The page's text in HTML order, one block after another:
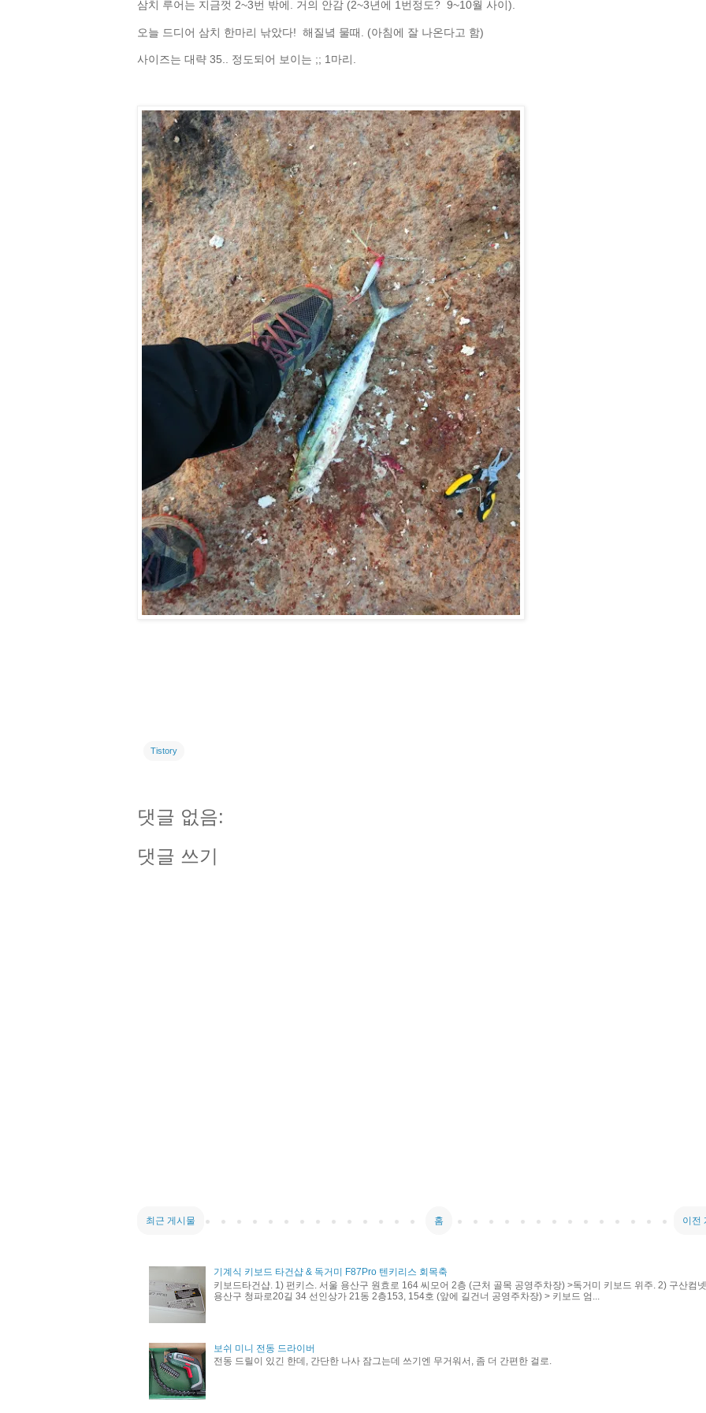
삼치 루어는 지금껏 2~3번 밖에. 거의 안감 (2~3년에 1번정도? 9~10월 사이).
오늘 드디어 삼치 한마리 낚았다! 해질녘 물때. (아침에 잘 나온다고 함)
사이즈는 대략 35.. 정도되어 보이는 ;; 1마리.
Tistory
댓글 없음:
댓글 쓰기
최근 게시물 이전
홈
기계식 키보드 타건샵 & 독거미 F87Pro 텐키리스 회목축
키보드타건샵. 1) 펀키스. 서울 용산구 원효로 164 씨모어 2층 (근처 골목 공영주차장) >독거미 키보드 위주. 2) 구산컴
용산구 청파로20길 34 선인상가 21동 2층153, 154호 (앞에 길건너 공영주차장) > 키보드 엄...
보쉬 미니 전동 드라이버
전동 드릴이 있긴 한데, 간단한 나사 잠그는데 쓰기엔 무거워서, 좀 더 간편한 걸로.